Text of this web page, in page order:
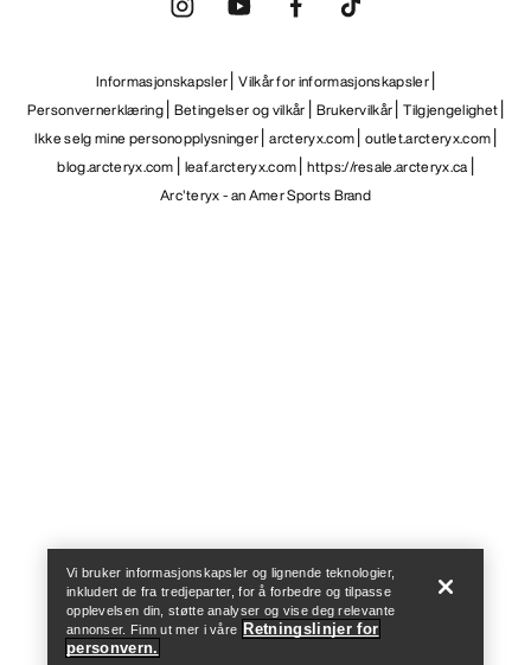
Informasjonskapsler Vilkår for informasjonskapsler
Personvernerklæring Betingelser og vilkår Brukervilkår Tilgjengelighet
Ikke selg mine personopplysninger arcteryx.com outlet.arcteryx.com
blog.arcteryx.com leaf.arcteryx.com https://resale.arcteryx.ca
Arc'teryx - an Amer Sports Brand
Vi bruker informasjonskapsler og lignende teknologier,
inkludert de fra tredjeparter, for å forbedre og tilpasse
opplevelsen din, støtte analyser og vise deg relevante
annonser. Finn ut mer i våre Retningslinjer for
personvern.